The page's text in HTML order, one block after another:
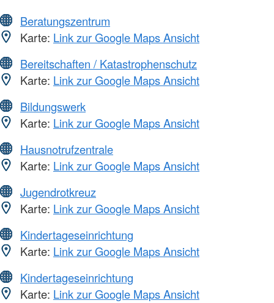
Beratungszentrum
Karte: Link zur Google Maps Ansicht
Bereitschaften / Katastrophenschutz
Karte: Link zur Google Maps Ansicht
Bildungswerk
Karte: Link zur Google Maps Ansicht
Hausnotrufzentrale
Karte: Link zur Google Maps Ansicht
Jugendrotkreuz
Karte: Link zur Google Maps Ansicht
Kindertageseinrichtung
Karte: Link zur Google Maps Ansicht
Kindertageseinrichtung
Karte: Link zur Google Maps Ansicht